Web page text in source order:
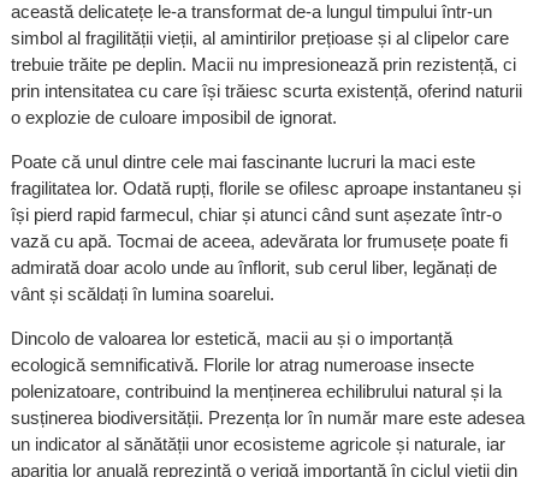
această delicatețe le-a transformat de-a lungul timpului într-un
simbol al fragilității vieții, al amintirilor prețioase și al clipelor care
trebuie trăite pe deplin. Macii nu impresionează prin rezistență, ci
prin intensitatea cu care își trăiesc scurta existență, oferind naturii
o explozie de culoare imposibil de ignorat.
Poate că unul dintre cele mai fascinante lucruri la maci este
fragilitatea lor. Odată rupți, florile se ofilesc aproape instantaneu și
își pierd rapid farmecul, chiar și atunci când sunt așezate într-o
vază cu apă. Tocmai de aceea, adevărata lor frumusețe poate fi
admirată doar acolo unde au înflorit, sub cerul liber, legănați de
vânt și scăldați în lumina soarelui.
Dincolo de valoarea lor estetică, macii au și o importanță
ecologică semnificativă. Florile lor atrag numeroase insecte
polenizatoare, contribuind la menținerea echilibrului natural și la
susținerea biodiversității. Prezența lor în număr mare este adesea
un indicator al sănătății unor ecosisteme agricole și naturale, iar
apariția lor anuală reprezintă o verigă importantă în ciclul vieții din